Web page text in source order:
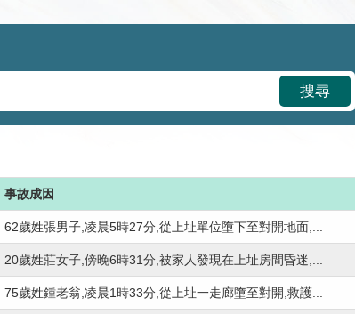
搜尋
事故成因
62歲姓張男子,凌晨5時27分,從上址單位墮下至對開地面,...
20歲姓莊女子,傍晚6時31分,被家人發現在上址房間昏迷,...
75歲姓鍾老翁,凌晨1時33分,從上址一走廊墮至對開,救護...